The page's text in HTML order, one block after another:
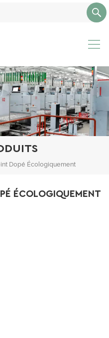
Dopé Écologiquement
ÉCOLOGIQUEMENT